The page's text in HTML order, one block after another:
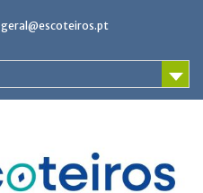
geral@escoteiros.pt